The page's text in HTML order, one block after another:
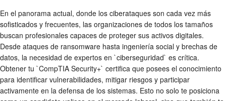
En el panorama actual, donde los ciberataques son cada vez más
sofisticados y frecuentes, las organizaciones de todos los tamaños
buscan profesionales capaces de proteger sus activos digitales.
Desde ataques de ransomware hasta ingeniería social y brechas de
datos, la necesidad de expertos en `ciberseguridad` es crítica.
Obtener tu `CompTIA Security+` certifica que posees el conocimiento
para identificar vulnerabilidades, mitigar riesgos y participar
activamente en la defensa de los sistemas. Esto no solo te posiciona